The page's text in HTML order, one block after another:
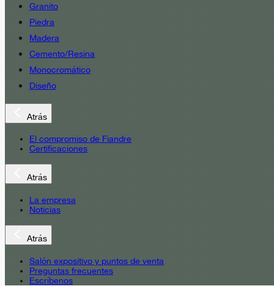
Granito
Piedra
Madera
Cemento/Resina
Monocromático
Diseño
Atrás
El compromiso de Fiandre
Certificaciones
Atrás
La empresa
Noticias
Atrás
Salón expositivo y puntos de venta
Preguntas frecuentes
Escríbenos